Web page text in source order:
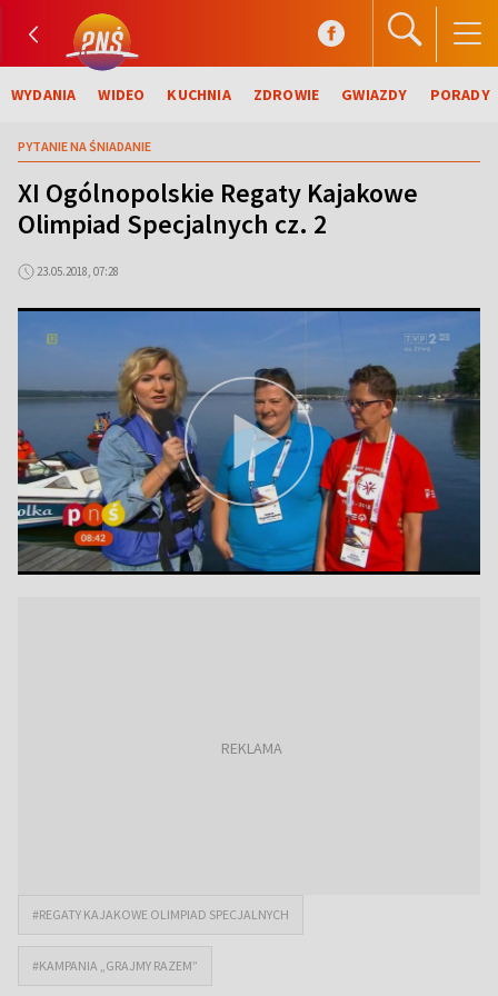
WYDANIA WIDEO KUCHNIA ZDROWIE GWIAZDY PORADY
PYTANIE NA ŚNIADANIE
XI Ogólnopolskie Regaty Kajakowe
Olimpiad Specjalnych cz. 2
23.05.2018, 07:28
#REGATY KAJAKOWE OLIMPIAD SPECJALNYCH
#KAMPANIA „GRAJMY RAZEM”